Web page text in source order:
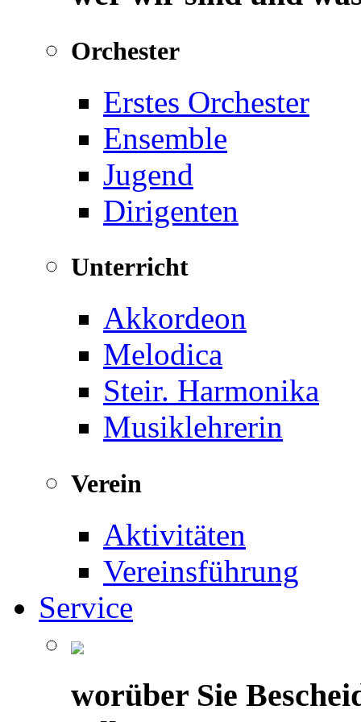
Orchester
Erstes Orchester
Ensemble
Jugend
Dirigenten
Unterricht
Akkordeon
Melodica
Steir. Harmonika
Musiklehrerin
Verein
Aktivitäten
Vereinsführung
Service
worüber Sie